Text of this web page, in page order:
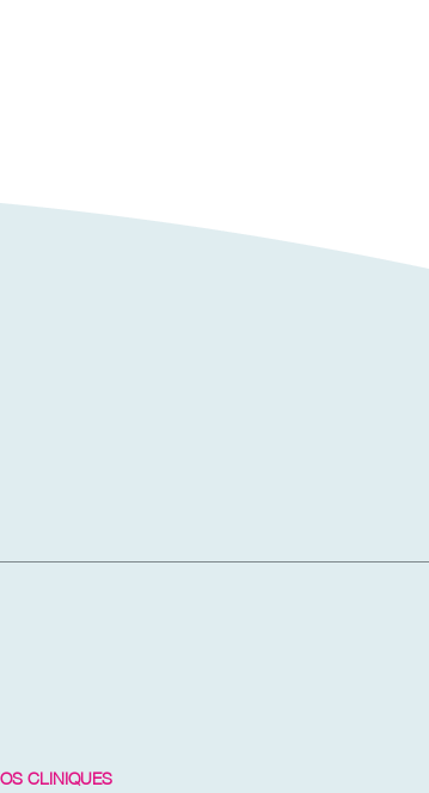
CLINIQUES